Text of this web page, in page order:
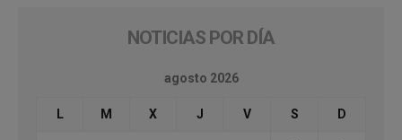
NOTICIAS POR DÍA
agosto 2026
L M X J V S D